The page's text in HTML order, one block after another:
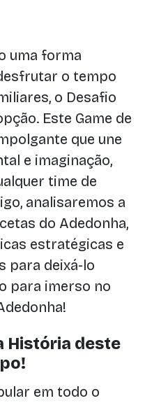
uma forma
o tempo
o Desafio
Este Game de
que une
e imaginação,
time de
analisaremos a
do Adedonha,
estratégicas e
para deixá-lo
para imerso no
História deste
em todo o